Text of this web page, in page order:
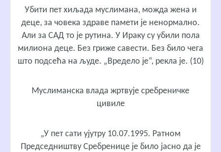
Убити пет хиљада муслимана, можда жена и
деце, за човека здраве памети је ненормално.
Али за САД то је рутина. У Ираку су убили пола
милиона деце. Без гриже савести. Без било чега
што подсећа на људе. „Вредело је“, рекла је. (10)
Муслиманска влада жртвује сребреничке
цивилe
„У пет сати ујутру 10.07.1995. Ратном
Председништву Сребренице је било јасно да је